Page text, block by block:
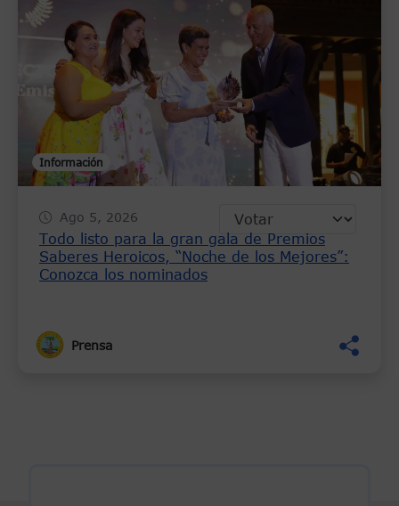
Información
Ago 5, 2026
Todo listo para la gran gala de Premios
Saberes Heroicos, “Noche de los Mejores”:
Conozca los nominados
Prensa